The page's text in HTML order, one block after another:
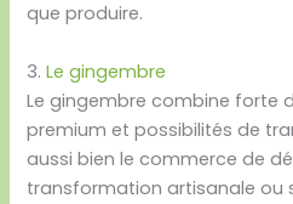
que produire.
3.Le gingembre
Le gingembre combine forte
premium et possibilités de
aussi bien le commerce de
transformation artisanale ou